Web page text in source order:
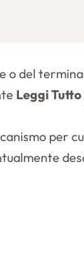
o del
Leggi Tutto
per